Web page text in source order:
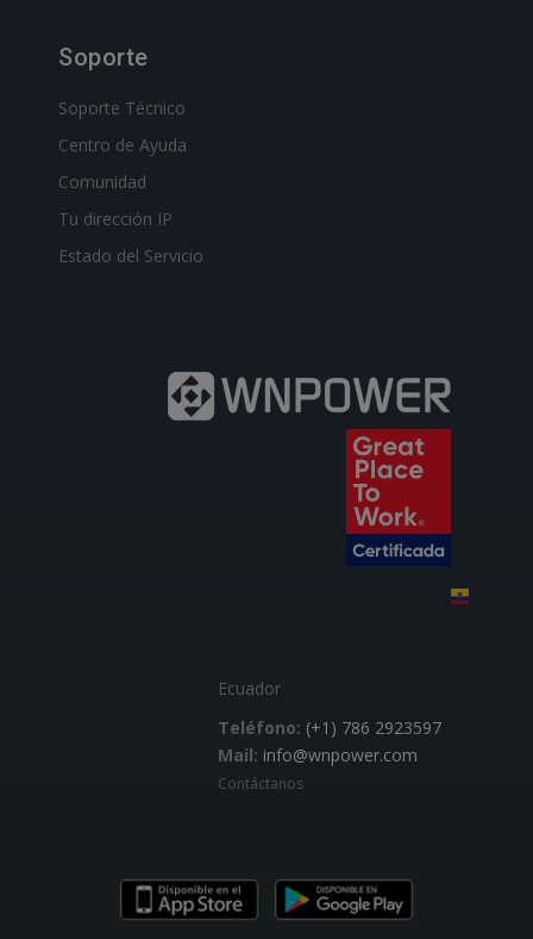
Soporte
Soporte Técnico
Centro de Ayuda
Comunidad
Tu dirección IP
Estado del Servicio
Ecuador
Teléfono: (+1) 786 2923597
Mail: info@wnpower.com
Contáctanos